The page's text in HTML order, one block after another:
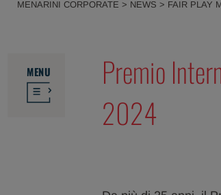
MENARINI CORPORATE > NEWS > FAIR PLAY
MENU
Premio
2024